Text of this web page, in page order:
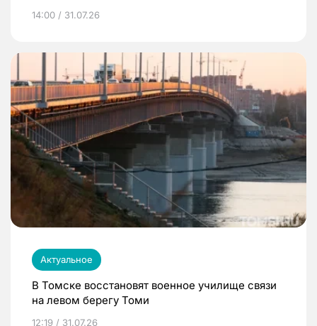
14:00 / 31.07.26
Актуальное
В Томске восстановят военное училище связи
на левом берегу Томи
12:19 / 31.07.26